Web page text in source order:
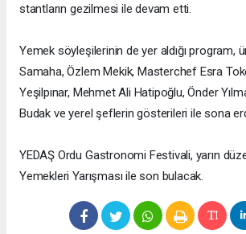
stantların gezilmesi ile devam etti.
Yemek söyleşilerinin de yer aldığı program,
Samaha, Özlem Mekik, Masterchef Esra
Yeşilpınar, Mehmet Ali Hatipoğlu, Önder
Budak ve yerel şeflerin gösterileri ile sona
YEDAŞ Ordu Gastronomi Festivali, yarın
Yemekleri Yarışması ile son bulacak.